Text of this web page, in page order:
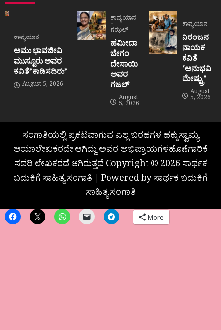
ಕಾವ್ಯಯಾನ
ಅಮು ಭಾವಜೀವಿ
ಮುಸ್ಟೂರು ಅವರ
ಕವಿತೆ”ಕಾಡಿಸದಿರು”
August 5, 2026
ಕಾವ್ಯಯಾನ
ಗಝಲ್
ಹಮೀದಾ
ಬೇಗಂ
ದೇಸಾಯಿ
ಅವರ
ಗಜಲ್
August
5, 2026
ಕಾವ್ಯಯಾನ
ನಿರಂಜನ
ನಾಯಕ
ಕವಿತೆ
“ಅನುಭವಿ
ಮೇಷ್ಟ್ರು”
August
5, 2026
ಸಂಗಾತಿಯಲ್ಲಿ ಪ್ರಕಟವಾಗುವ ಎಲ್ಲ ಬರಹಗಳ ಹಕ್ಕುಸ್ವಾಮ್ಯ
ಆಯಾಲೇಖಕರದೇ ಆಗಿದ್ದು ಅವರ ಅಭಿಪ್ರಾಯಗಳಹೊಣೆಗಾರಿಕೆ
ಸದರಿ ಲೇಖಕರದೆ ಆಗಿರುತ್ತದೆ Copyright © 2026 ಸಾರ್ಥಕ
ಬದುಕಿಗೆ ಸಾಹಿತ್ಯ ಸಂಗಾತಿ | Powered by ಸಾರ್ಥಕ ಬದುಕಿಗೆ
ಸಾಹಿತ್ಯ ಸಂಗಾತಿ
More